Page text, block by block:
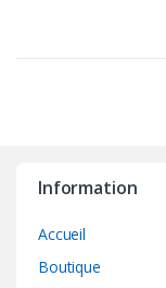
Information
Accueil
Boutique